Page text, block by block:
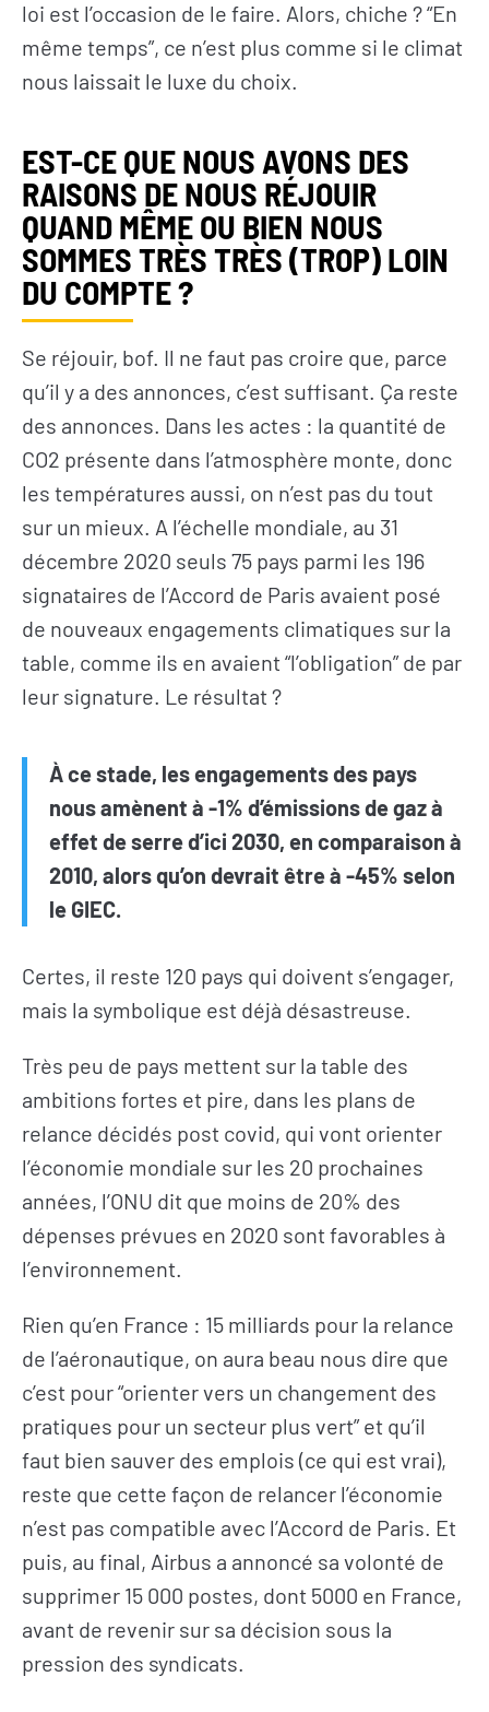
loi est l’occasion de le faire. Alors, chiche ? “En
même temps”, ce n’est plus comme si le climat
nous laissait le luxe du choix.
EST-CE QUE NOUS AVONS DES
RAISONS DE NOUS RÉJOUIR
QUAND MÊME OU BIEN NOUS
SOMMES TRÈS TRÈS (TROP) LOIN
DU COMPTE ?
Se réjouir, bof. Il ne faut pas croire que, parce
qu’il y a des annonces, c’est suffisant. Ça reste
des annonces. Dans les actes : la quantité de
CO2 présente dans l’atmosphère monte, donc
les températures aussi, on n’est pas du tout
sur un mieux. A l’échelle mondiale, au 31
décembre 2020 seuls 75 pays parmi les 196
signataires de l’Accord de Paris avaient posé
de nouveaux engagements climatiques sur la
table, comme ils en avaient “l’obligation” de par
leur signature. Le résultat ?
À ce stade, les engagements des pays
nous amènent à -1% d’émissions de gaz à
effet de serre d’ici 2030, en comparaison à
2010, alors qu’on devrait être à -45% selon
le GIEC.
Certes, il reste 120 pays qui doivent s’engager,
mais la symbolique est déjà désastreuse.
Très peu de pays mettent sur la table des
ambitions fortes et pire, dans les plans de
relance décidés post covid, qui vont orienter
l’économie mondiale sur les 20 prochaines
années, l’ONU dit que moins de 20% des
dépenses prévues en 2020 sont favorables à
l’environnement.
Rien qu’en France : 15 milliards pour la relance
de l’aéronautique, on aura beau nous dire que
c’est pour “orienter vers un changement des
pratiques pour un secteur plus vert” et qu’il
faut bien sauver des emplois (ce qui est vrai),
reste que cette façon de relancer l’économie
n’est pas compatible avec l’Accord de Paris. Et
puis, au final, Airbus a annoncé sa volonté de
supprimer 15 000 postes, dont 5000 en France,
avant de revenir sur sa décision sous la
pression des syndicats.